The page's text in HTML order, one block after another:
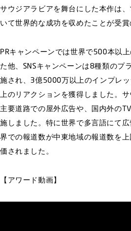
サウジアラビアを舞台にした本作は
いて世界的な成功を収めたことが受賞
PRキャンペーンでは世界で500本以
た他、SNSキャンペーンは8種類のプ
施され、3億5000万以上のインプレ
上のリアクションを獲得しました。
主要道路での屋外広告や、国内外の
施しました。特に世界で多言語にて
界での報道数が中東地域の報道数を
価されました。
【アワード動画】